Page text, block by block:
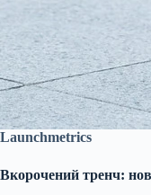
Launchmetrics
Вкорочений тренч: